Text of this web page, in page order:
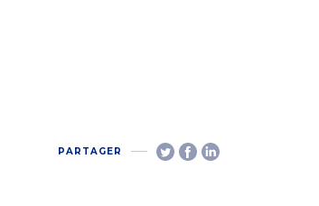
PARTAGER